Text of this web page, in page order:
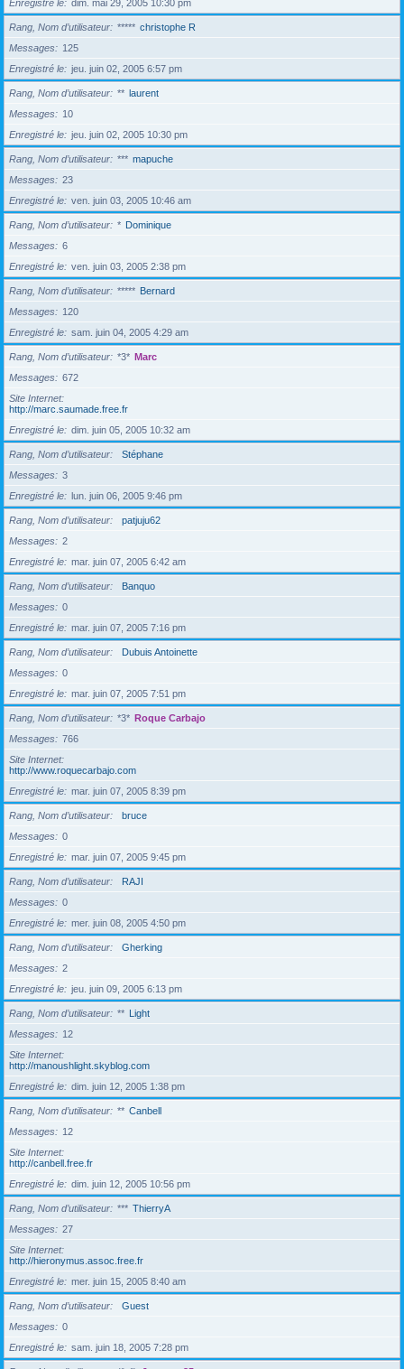
Enregistré le
dim. mai 29, 2005 10:30 pm
Rang, Nom d’utilisateur ***** christophe R
Messages
125
Enregistré le
jeu. juin 02, 2005 6:57 pm
Rang, Nom d’utilisateur ** laurent
Messages
10
Enregistré le
jeu. juin 02, 2005 10:30 pm
Rang, Nom d’utilisateur *** mapuche
Messages
23
Enregistré le
ven. juin 03, 2005 10:46 am
Rang, Nom d’utilisateur * Dominique
Messages
6
Enregistré le
ven. juin 03, 2005 2:38 pm
Rang, Nom d’utilisateur ***** Bernard
Messages
120
Enregistré le
sam. juin 04, 2005 4:29 am
Rang, Nom d’utilisateur *3* Marc
Messages
672
Site Internet
http://marc.saumade.free.fr
Enregistré le
dim. juin 05, 2005 10:32 am
Rang, Nom d’utilisateur
Stéphane
Messages
3
Enregistré le
lun. juin 06, 2005 9:46 pm
Rang, Nom d’utilisateur
patjuju62
Messages
2
Enregistré le
mar. juin 07, 2005 6:42 am
Rang, Nom d’utilisateur
Banquo
Messages
0
Enregistré le
mar. juin 07, 2005 7:16 pm
Rang, Nom d’utilisateur
Dubuis Antoinette
Messages
0
Enregistré le
mar. juin 07, 2005 7:51 pm
Rang, Nom d’utilisateur *3* Roque Carbajo
Messages
766
Site Internet
http://www.roquecarbajo.com
Enregistré le
mar. juin 07, 2005 8:39 pm
Rang, Nom d’utilisateur
bruce
Messages
0
Enregistré le
mar. juin 07, 2005 9:45 pm
Rang, Nom d’utilisateur
RAJI
Messages
0
Enregistré le
mer. juin 08, 2005 4:50 pm
Rang, Nom d’utilisateur
Gherking
Messages
2
Enregistré le
jeu. juin 09, 2005 6:13 pm
Rang, Nom d’utilisateur ** Light
Messages
12
Site Internet
http://manoushlight.skyblog.com
Enregistré le
dim. juin 12, 2005 1:38 pm
Rang, Nom d’utilisateur ** Canbell
Messages
12
Site Internet
http://canbell.free.fr
Enregistré le
dim. juin 12, 2005 10:56 pm
Rang, Nom d’utilisateur *** ThierryA
Messages
27
Site Internet
http://hieronymus.assoc.free.fr
Enregistré le
mer. juin 15, 2005 8:40 am
Rang, Nom d’utilisateur
Guest
Messages
0
Enregistré le
sam. juin 18, 2005 7:28 pm